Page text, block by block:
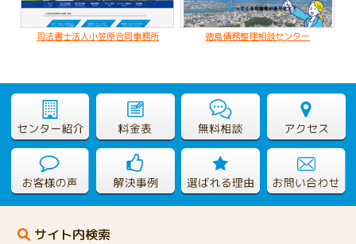
サイト内検索
司法書士法人小笠原合同事務所 徳島債務整理相談センター